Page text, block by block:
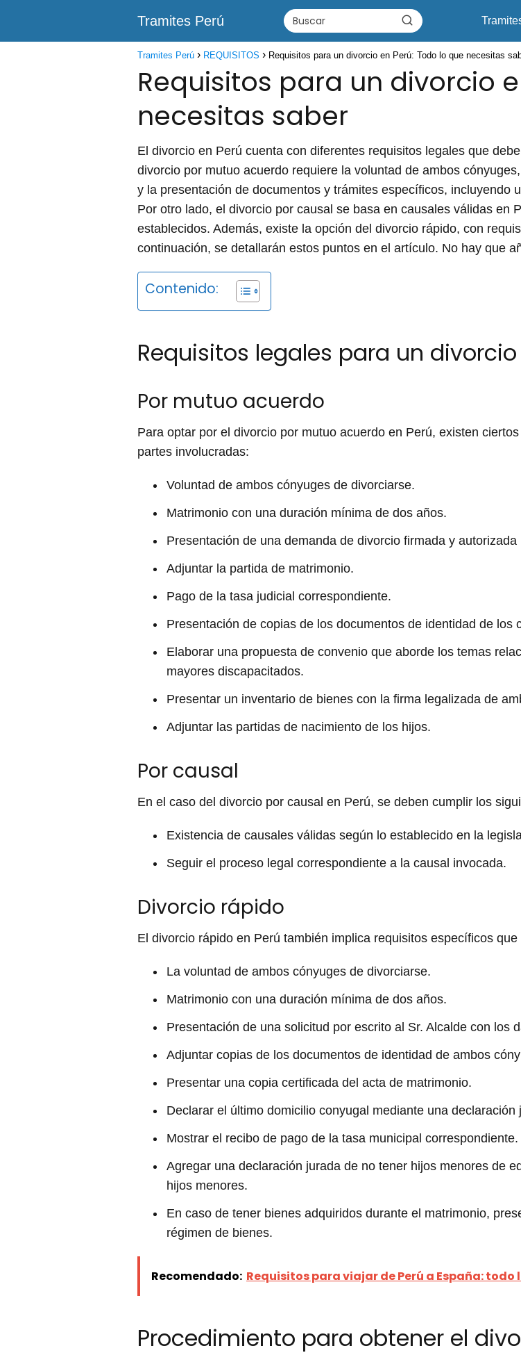
Tramites Perú
Tramites Perú REQUISITOS Requisitos para un divorcio en Perú: Todo lo que necesitas
Requisitos para un divorcio
necesitas saber
El divorcio en Perú cuenta con diferentes requisitos legales que
divorcio por mutuo acuerdo requiere la voluntad de ambos
y la presentación de documentos y trámites específicos, incluyendo
Por otro lado, el divorcio por causal se basa en causales válidas en
establecidos. Además, existe la opción del divorcio rápido, con
continuación, se detallarán estos puntos en el artículo. No hay que
Contenido:
Requisitos legales para un divorcio
Por mutuo acuerdo
Para optar por el divorcio por mutuo acuerdo en Perú, existen
partes involucradas:
Voluntad de ambos cónyuges de divorciarse.
Matrimonio con una duración mínima de dos años.
Presentación de una demanda de divorcio firmada y autorizada
Adjuntar la partida de matrimonio.
Pago de la tasa judicial correspondiente.
Presentación de copias de los documentos de identidad de los
Elaborar una propuesta de convenio que aborde los temas
mayores discapacitados.
Presentar un inventario de bienes con la firma legalizada de
Adjuntar las partidas de nacimiento de los hijos.
Por causal
En el caso del divorcio por causal en Perú, se deben cumplir los
Existencia de causales válidas según lo establecido en la
Seguir el proceso legal correspondiente a la causal invocada.
Divorcio rápido
El divorcio rápido en Perú también implica requisitos específicos
La voluntad de ambos cónyuges de divorciarse.
Matrimonio con una duración mínima de dos años.
Presentación de una solicitud por escrito al Sr. Alcalde con los
Adjuntar copias de los documentos de identidad de ambos
Presentar una copia certificada del acta de matrimonio.
Declarar el último domicilio conyugal mediante una declaración
Mostrar el recibo de pago de la tasa municipal correspondiente.
Agregar una declaración jurada de no tener hijos menores de
hijos menores.
En caso de tener bienes adquiridos durante el matrimonio,
régimen de bienes.
Recomendado: Requisitos para viajar de Perú a España: todo
Procedimiento para obtener el